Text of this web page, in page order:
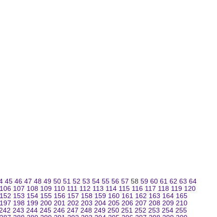
45 46 47 48 49 50 51 52 53 54 55 56 57 58 59 60 61 62 63 64
106 107 108 109 110 111 112 113 114 115 116 117 118 119 120
152 153 154 155 156 157 158 159 160 161 162 163 164 165
197 198 199 200 201 202 203 204 205 206 207 208 209 210
243 244 245 246 247 248 249 250 251 252 253 254 255